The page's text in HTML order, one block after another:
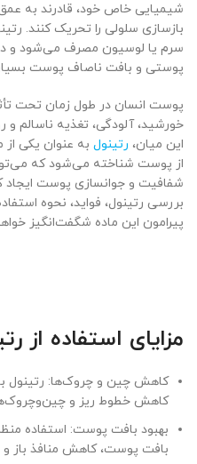
شیمیایی خاص خود، قادرند به
بازسازی سلولی را تحریک کنند.
سرم یا لوسیون مصرف می‌شود و
پوستی و بافت ناصاف پوست
پوست انسان در طول زمان تحت
خورشید، آلودگی، تغذیه ناسالم و
این میان، رتینول به عنوان یکی از
از پوست شناخته می‌شود که
شفافیت و جوانسازی پوست ایجاد
بررسی رتینول، فواید، نحوه
پیرامون این ماده شگفت‌انگیز
مزایای استفاده از
کاهش چین و چروک‌ها: رتینول
کاهش خطوط ریز و
بهبود بافت پوست: استفاده
بافت پوست، کاهش منافذ